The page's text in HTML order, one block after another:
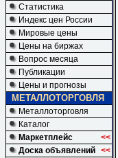
Статистика
Индекс цен России
Мировые цены
Цены на биржах
Вопрос месяца
Публикации
Цены и прогнозы
МЕТАЛЛОТОРГОВЛЯ
Металлоторговля
Каталог
Маркетплейс
<<
Доска объявлений <<